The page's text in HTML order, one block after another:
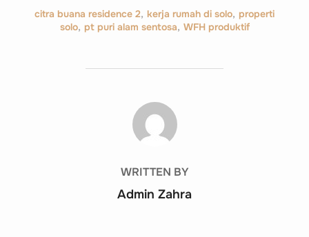
citra buana residence 2, kerja rumah di solo, properti
solo, pt puri alam sentosa, WFH produktif
POST AUTHOR
WRITTEN BY
Admin Zahra